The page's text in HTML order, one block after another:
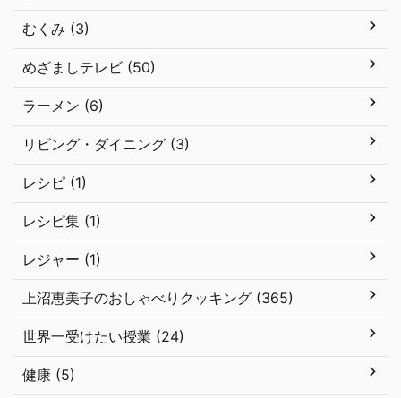
むくみ (3)
めざましテレビ (50)
ラーメン (6)
リビング・ダイニング (3)
レシピ (1)
レシピ集 (1)
レジャー (1)
上沼恵美子のおしゃべりクッキング (365)
世界一受けたい授業 (24)
健康 (5)